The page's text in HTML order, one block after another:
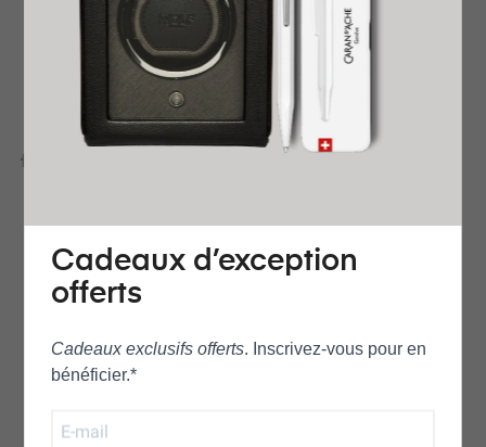
AJOUTER À LA LISTE DE SOUHAITS
AJOUTER POUR COMPARER
EN SAVOIR PLUS
LIVRAISON EXPRESS OFFERTE PRÊT À OFFRIR
Cadeaux d’exception
offerts
Cadeaux exclusifs offerts. Inscrivez‑vous pour en
bénéficier.*